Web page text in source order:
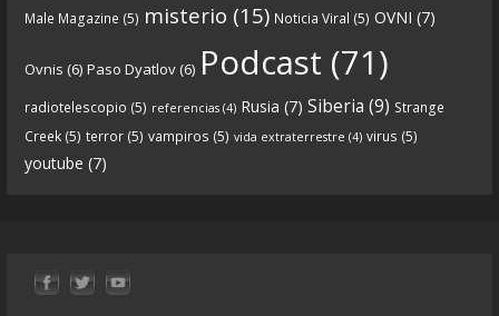
Tras una exhaustiva investigación en los orígenes
y desarrollo de Qanon, la madre de todas las
more
Male Magazine (5) misterio (15) Noticia Viral (5) OVNI (7)
Ovnis (6) Paso Dyatlov (6) Podcast (71)
radiotelescopio (5) referencias (4) Rusia (7) Siberia (9) Strange
Creek (5) terror (5) vampiros (5) vida extraterrestre (4) virus (5)
youtube (7)